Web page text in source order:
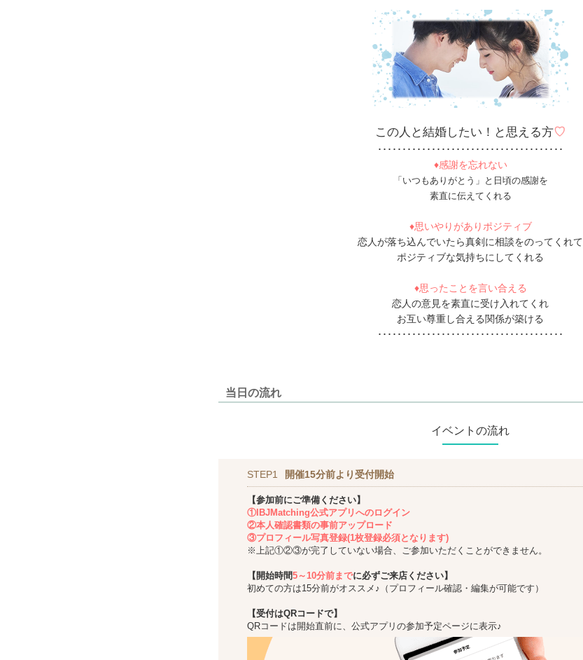
この人と結婚したい！と思える方♡
･･････････････････････････････････････
♦感謝を忘れない
「いつもありがとう」と日頃の感謝を
素直に伝えてくれる
♦思いやりがありポジティブ
恋人が落ち込んでいたら真剣に相談をのってくれて
ポジティブな気持ちにしてくれる
♦思ったことを言い合える
恋人の意見を素直に受け入れてくれ
お互い尊重し合える関係が築ける
･･････････････････････････････････････
当日の流れ
イベントの流れ
STEP1 開催15分前より受付開始
【参加前にご準備ください】
①IBJMatching公式アプリへのログイン
②本人確認書類の事前アップロード
③プロフィール写真登録(1枚登録必須となります)
※上記①②③が完了していない場合、ご参加いただくことができません。
【開始時間5～10分前までに必ずご来店ください】
初めての方は15分前がオススメ♪（プロフィール確認・編集が可能です）
【受付はQRコードで】
QRコードは開始直前に、公式アプリの参加予定ページに表示♪